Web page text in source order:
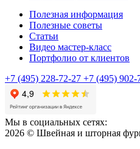
Полезная информация
Полезные советы
Статьи
Видео мастер-класс
Портфолио от клиентов
+7 (495) 228-72-27 +7 (495) 902-
Мы в социальных сетях:
2026 © Швейная и шторная